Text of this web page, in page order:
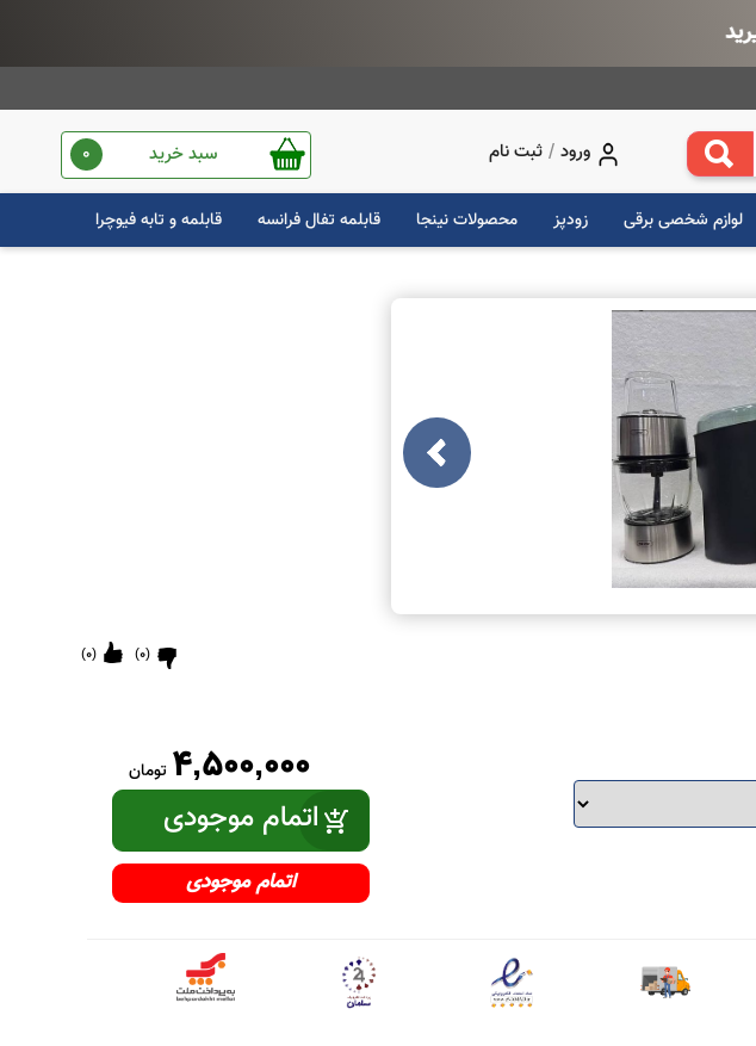
سبد خرید 0 ورود / ثبت نام
لوازم شخصی برقی زودپز محصولات نینجا قابلمه تفال فرانسه قابلمه و تابه فیوچرا
(
0
) (
0
)
4,500,000 تومان
اتمام موجودی